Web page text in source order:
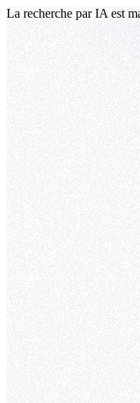
La recherche par IA est